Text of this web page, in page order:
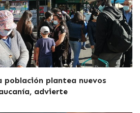
población plantea nuevos
advierte